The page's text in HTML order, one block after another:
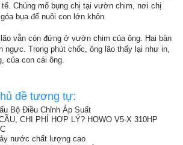
Chúng mổ bụng chị tại vườn chim, nơi chị
bụa để nuôi con lớn khôn.
vẫn còn đứng ở vườn chim của ông. Hai bàn
ngực. Trong phút chốc, ông lão thấy lại như in,
của con cái ông.
đề tương tự:
Bộ Điều Chỉnh Áp Suất
CHI PHÍ HỢP LÝ? HOWO V5-X 310HP
nước chất lượng cao